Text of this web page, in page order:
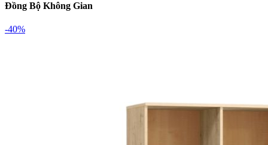
Đồng Bộ Không Gian
-40%